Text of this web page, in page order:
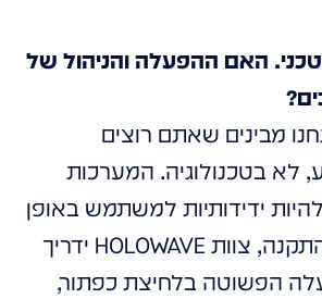
האם ההפעלה והניהול של
מבינים שאתם רוצים
לא בטכנולוגיה. המערכות
ידידותיות למשתמש באופן
קיצוני. לאחר ההתקנה, צוות HOLOWAVE ידריך
הפשוטה בלחיצת כפתור,